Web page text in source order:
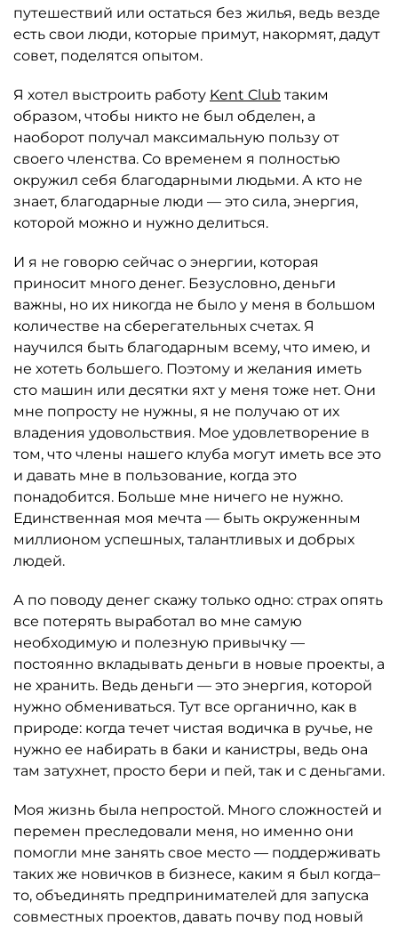
путешествий или остаться без жилья, ведь везде
есть свои люди, которые примут, накормят, дадут
совет, поделятся опытом.
Я хотел выстроить работу Kent Club таким
образом, чтобы никто не был обделен, а
наоборот получал максимальную пользу от
своего членства. Со временем я полностью
окружил себя благодарными людьми. А кто не
знает, благодарные люди — это сила, энергия,
которой можно и нужно делиться.
И я не говорю сейчас о энергии, которая
приносит много денег. Безусловно, деньги
важны, но их никогда не было у меня в большом
количестве на сберегательных счетах. Я
научился быть благодарным всему, что имею, и
не хотеть большего. Поэтому и желания иметь
сто машин или десятки яхт у меня тоже нет. Они
мне попросту не нужны, я не получаю от их
владения удовольствия. Мое удовлетворение в
том, что члены нашего клуба могут иметь все это
и давать мне в пользование, когда это
понадобится. Больше мне ничего не нужно.
Единственная моя мечта — быть окруженным
миллионом успешных, талантливых и добрых
людей.
А по поводу денег скажу только одно: страх опять
все потерять выработал во мне самую
необходимую и полезную привычку —
постоянно вкладывать деньги в новые проекты, а
не хранить. Ведь деньги — это энергия, которой
нужно обмениваться. Тут все органично, как в
природе: когда течет чистая водичка в ручье, не
нужно ее набирать в баки и канистры, ведь она
там затухнет, просто бери и пей, так и с деньгами.
Моя жизнь была непростой. Много сложностей и
перемен преследовали меня, но именно они
помогли мне занять свое место — поддерживать
таких же новичков в бизнесе, каким я был когда–
то, объединять предпринимателей для запуска
совместных проектов, давать почву под новый